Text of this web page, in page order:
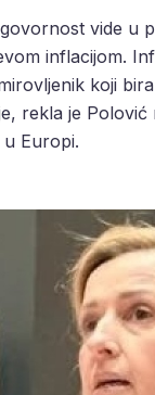
vide u
inflacijom.
koji
rekla je
Europi.